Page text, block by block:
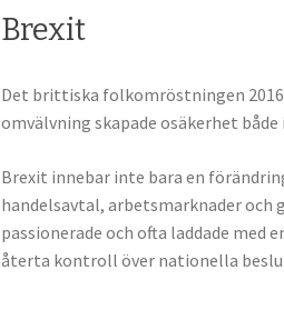
Brexit
Det brittiska folkomröstningen
omvälvning skapade osäkerhet
Brexit innebar inte bara en
handelsavtal, arbetsmarknader och
passionerade och ofta laddade
återta kontroll över nationella